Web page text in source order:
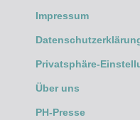
Impressum
Privatsphäre-
Über uns
PH-Presse